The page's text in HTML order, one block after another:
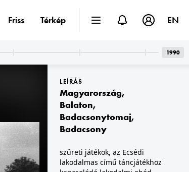
1965 · Budapest II.
Csatárka úti gyermekváros (később Cseppkő Gyermekotthoni Központ).
LEÍRÁS
Magyarország,
Balaton,
Badacsonytomaj,
Badacsony
szüreti játékok, az Ecsédi
lakodalmas című táncjátékhoz
Friss Térkép EN
1990